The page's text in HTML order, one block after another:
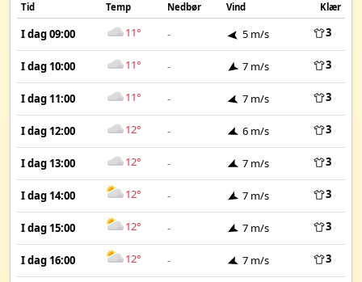
Tid Temp Nedbør Vind Klær
I dag 09:00 11° - 5 m/s 3
I dag 10:00 11° - 7 m/s 3
I dag 11:00 11° - 7 m/s 3
I dag 12:00 12° - 6 m/s 3
I dag 13:00 12° - 7 m/s 3
I dag 14:00 12° - 7 m/s 3
I dag 15:00 12° - 7 m/s 3
I dag 16:00 12° - 7 m/s 3